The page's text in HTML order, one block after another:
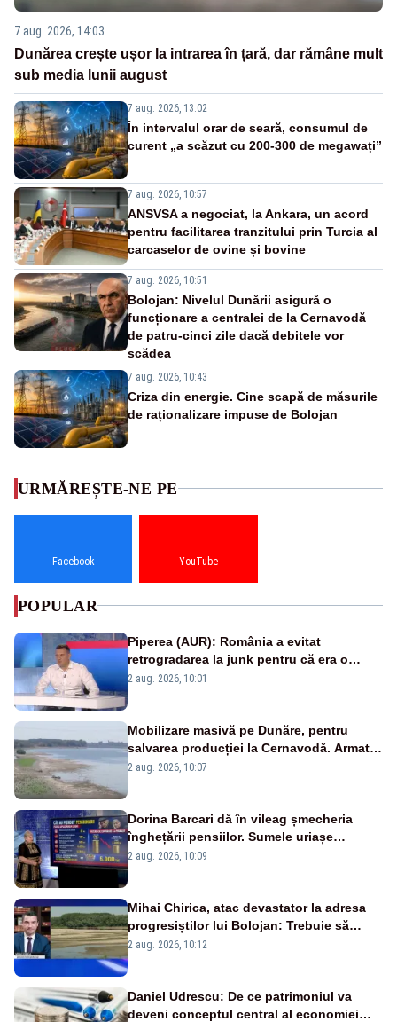
7 aug. 2026, 14:03
Dunărea crește ușor la intrarea în țară, dar rămâne mult
sub media lunii august
7 aug. 2026, 13:02
În intervalul orar de seară, consumul de
curent „a scăzut cu 200-300 de megawați”
7 aug. 2026, 10:57
ANSVSA a negociat, la Ankara, un acord
pentru facilitarea tranzitului prin Turcia al
carcaselor de ovine și bovine
7 aug. 2026, 10:51
Bolojan: Nivelul Dunării asigură o
funcționare a centralei de la Cernavodă
de patru-cinci zile dacă debitele vor
scădea
7 aug. 2026, 10:43
Criza din energie. Cine scapă de măsurile
de raționalizare impuse de Bolojan
URMĂREȘTE-NE PE
Facebook YouTube
POPULAR
Piperea (AUR): România a evitat
retrogradarea la junk pentru că era o
catastrofă pentru bănci și fondurile de
2 aug. 2026, 10:01
Mobilizare masivă pe Dunăre, pentru
salvarea producției la Cernavodă. Armata
va detona o stâncă și va devia apa
2 aug. 2026, 10:07
Dorina Barcari dă în vileag șmecheria
înghețării pensiilor. Sumele uriașe
pierdute de fiecare român
2 aug. 2026, 10:09
Mihai Chirica, atac devastator la adresa
progresiștilor lui Bolojan: Trebuie să
protejăm și natura, dar nu șținem omaneii
2 aug. 2026, 10:12
Daniel Udrescu: De ce patrimoniul va
deveni conceptul central al economiei